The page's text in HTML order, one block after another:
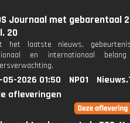
Journaal met gebarentaal
20
het laatste nieuws,
en internationaal
05-2026 01:50 NPO1
afleveringen